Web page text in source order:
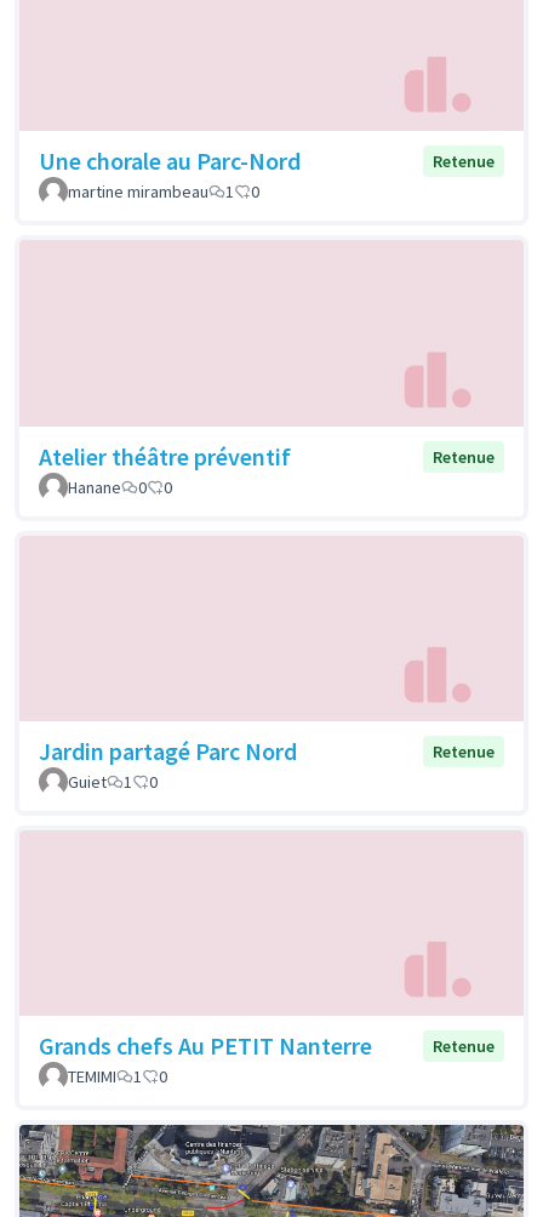
Une chorale au Parc-Nord
Retenue
martine mirambeau
1 0
Atelier théâtre préventif
Retenue
Hanane
0 0
Jardin partagé Parc Nord
Retenue
Guiet
1 0
Grands chefs Au PETIT Nanterre
Retenue
TEMIMI
1 0